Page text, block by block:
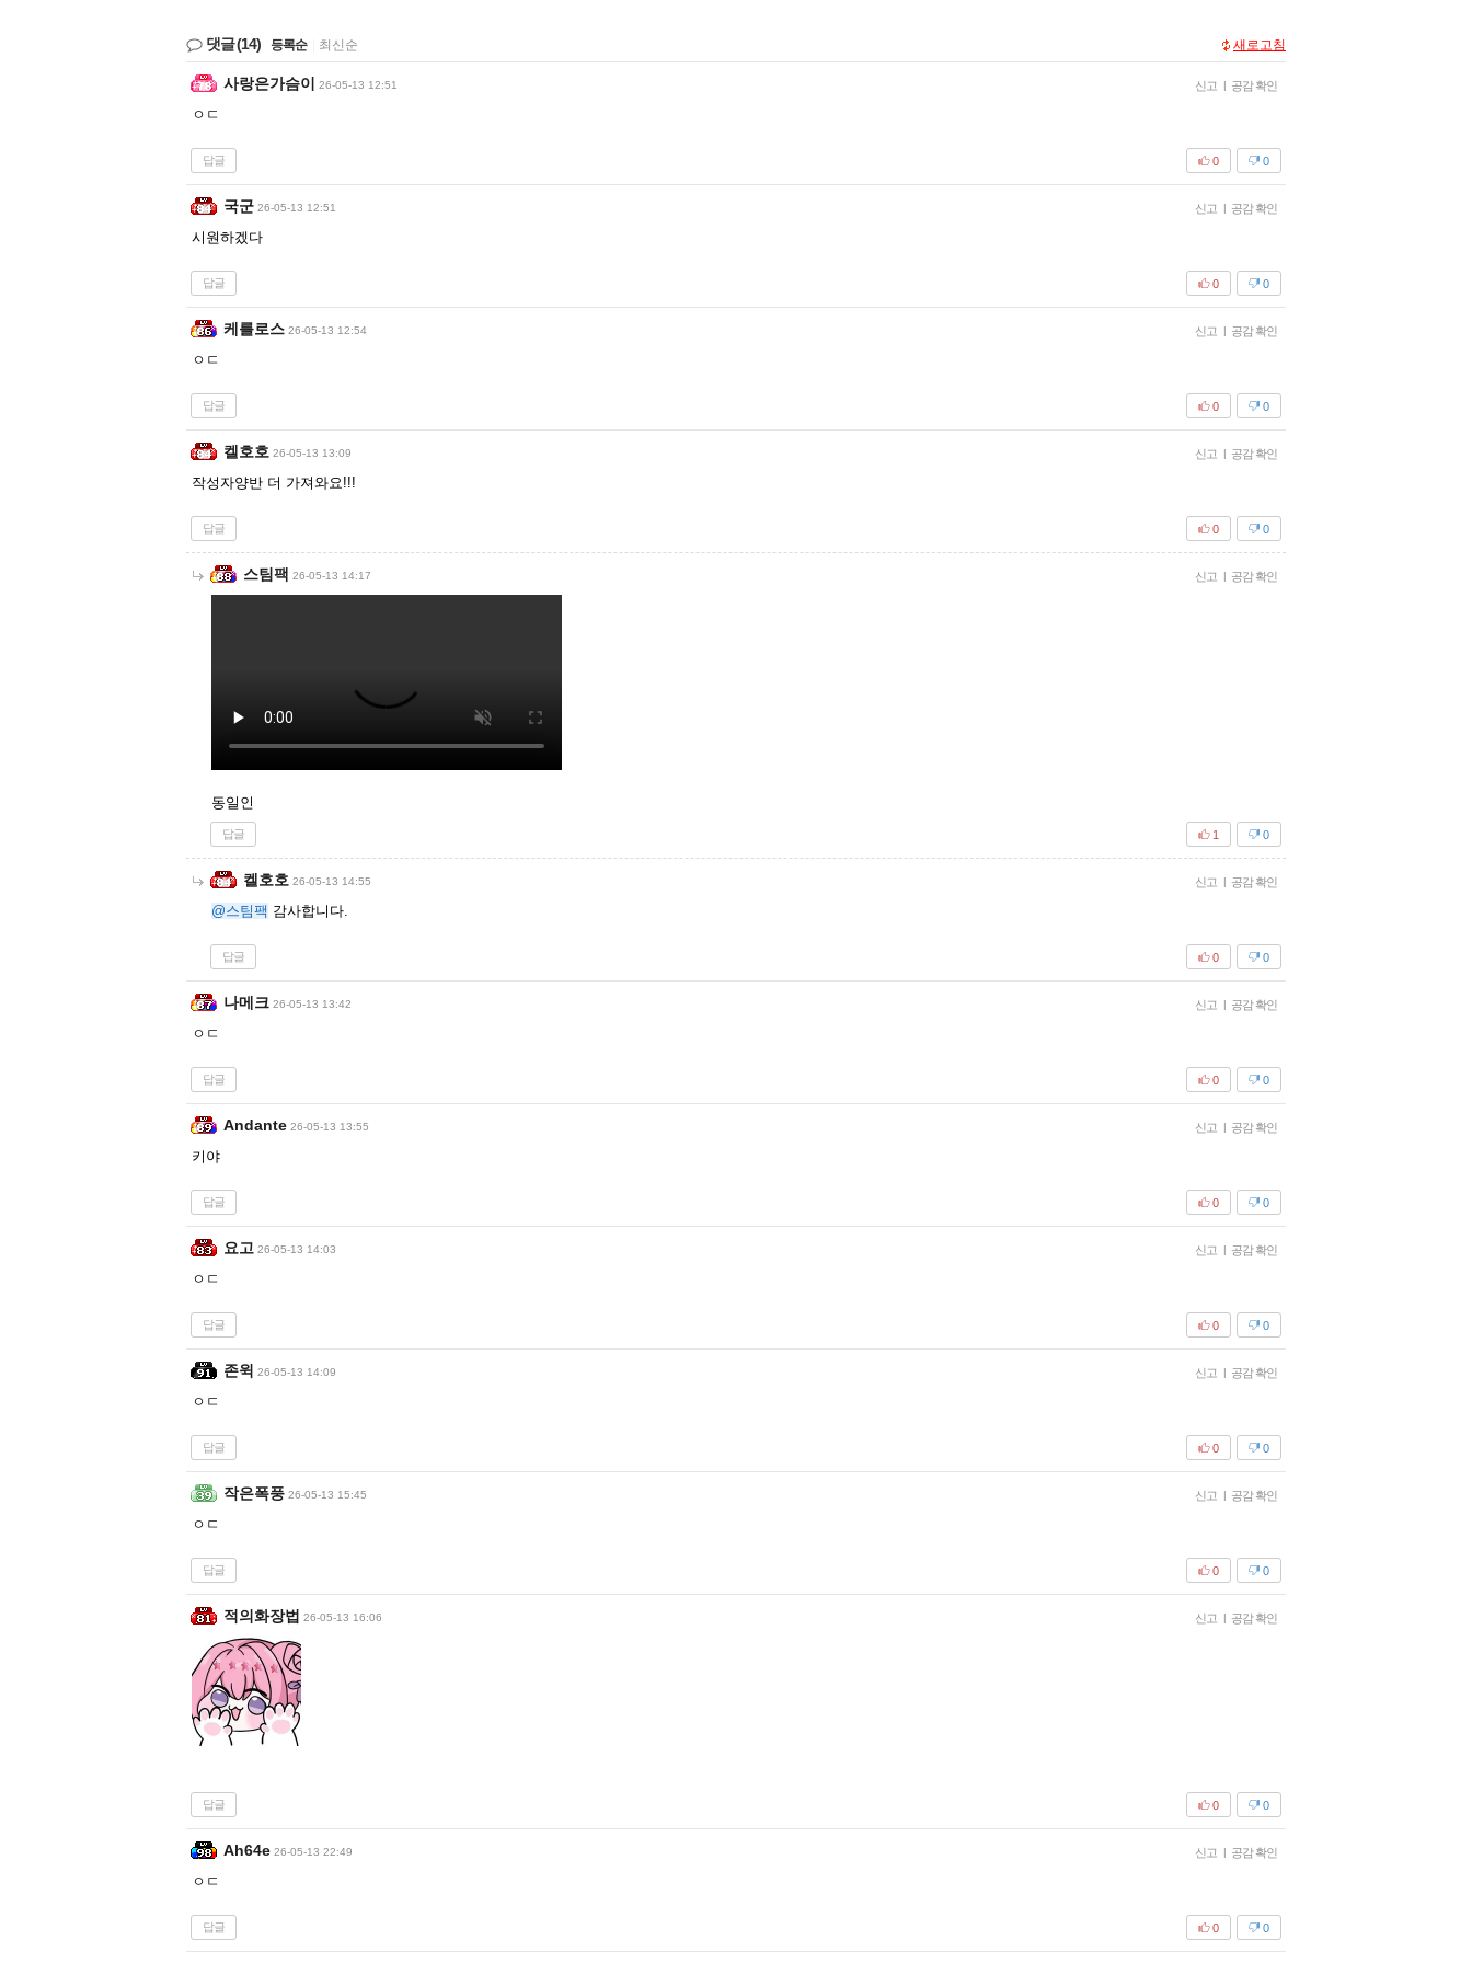
댓글(14) 등록순 최신순 새로고침
사랑은가슴이 26-05-13 12:51 신고 | 공감 확인
ㅇㄷ
답글 0
0
국군 26-05-13 12:51 신고 | 공감 확인
시원하겠다
답글 0
0
케를로스 26-05-13 12:54 신고 | 공감 확인
ㅇㄷ
답글 0
0
켈호호 26-05-13 13:09 신고 | 공감 확인
작성자양반 더 가져와요!!!
답글 0
0
스팀팩 26-05-13 14:17 신고 | 공감 확인
동일인
답글 0
1
켈호호 26-05-13 14:55 신고 | 공감 확인
@스팀팩 감사합니다.
답글 0
0
나메크 26-05-13 13:42 신고 | 공감 확인
ㅇㄷ
답글 0
0
Andante 26-05-13 13:55 신고 | 공감 확인
키야
답글 0
0
요고 26-05-13 14:03 신고 | 공감 확인
ㅇㄷ
답글 0
0
존윅 26-05-13 14:09 신고 | 공감 확인
ㅇㄷ
답글 0
0
작은폭풍 26-05-13 15:45 신고 | 공감 확인
ㅇㄷ
답글 0
0
적의화장법 26-05-13 16:06 신고 | 공감 확인
답글 0
0
Ah64e 26-05-13 22:49 신고 | 공감 확인
ㅇㄷ
답글 0
0